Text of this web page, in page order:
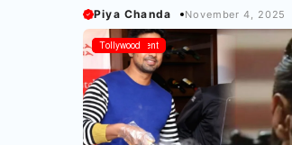
Piya Chanda November 4, 2025
Entertainment
Tollywood